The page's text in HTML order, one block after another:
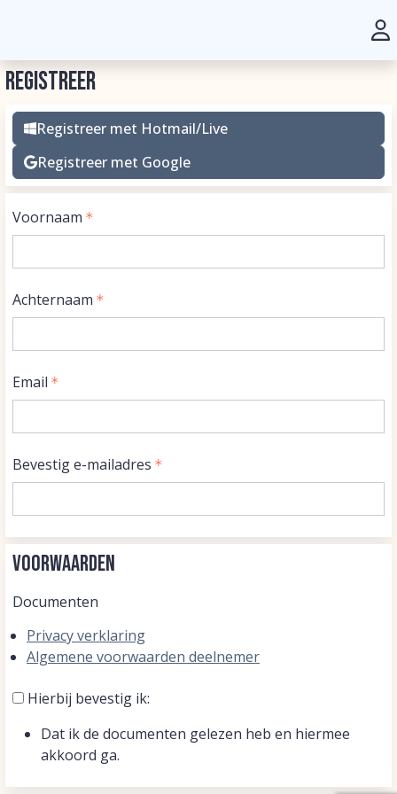
Registreer
Registreer met Google
Registreer met Hotmail/Live
Voornaam
Achternaam
Email
Bevestig e-mailadres
Voorwaarden
Documenten
Privacy verklaring
Algemene voorwaarden deelnemer
Hierbij bevestig ik:
Dat ik de documenten gelezen heb en hiermee
akkoord ga.